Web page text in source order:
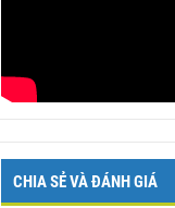
CHIA SẺ VÀ ĐÁNH GIÁ